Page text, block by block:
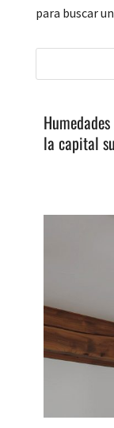
para buscar
la capital